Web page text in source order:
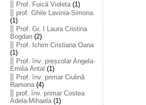
Prof. Fuică Violeta(1)
prof. Ghile Lavinia-Simona
(1)
Prof. Gr. I Laura Cristina
Bogdan(2)
Prof. Ichim Cristiana Oana
(1)
Prof. înv. preșcolar Angela-
Emilia Antal (1)
Prof. înv. primar Ciulină
Ramona(4)
prof. înv. primar Costea
Adela-Mihaela(1)